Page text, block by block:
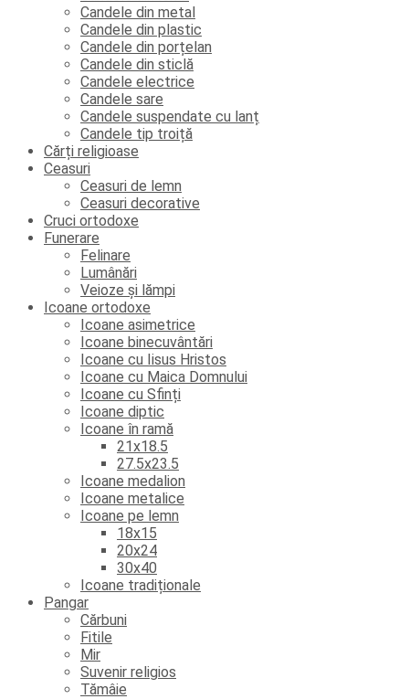
Candele din metal
Candele din plastic
Candele din porțelan
Candele din sticlă
Candele electrice
Candele sare
Candele suspendate cu lanț
Candele tip troiță
Cărți religioase
Ceasuri
Ceasuri de lemn
Ceasuri decorative
Cruci ortodoxe
Funerare
Felinare
Lumânări
Veioze și lămpi
Icoane ortodoxe
Icoane asimetrice
Icoane binecuvântări
Icoane cu Iisus Hristos
Icoane cu Maica Domnului
Icoane cu Sfinți
Icoane diptic
Icoane în ramă
21x18.5
27.5x23.5
Icoane medalion
Icoane metalice
Icoane pe lemn
18x15
20x24
30x40
Icoane tradiționale
Pangar
Cărbuni
Fitile
Mir
Suvenir religios
Tămâie